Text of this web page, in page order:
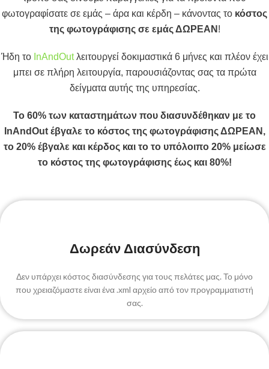
φωτογραφίσατε σε εμάς – άρα και κέρδη – κάνοντας το κόστος
της φωτογράφισης σε εμάς ΔΩΡΕΑΝ !
Ήδη το InAndOutλειτουργεί δοκιμαστικά 6 μήνες και πλέον έχει
μπει σε πλήρη λειτουργία, παρουσιάζοντας σας τα πρώτα
δείγματα αυτής της υπηρεσίας.
Το 60% των καταστημάτων που διασυνδέθηκαν με το
InAndOut έβγαλε το κόστος της φωτογράφισης ΔΩΡΕΑΝ,
το 20% έβγαλε και κέρδος και το το υπόλοιπο 20% μείωσε
το κόστος της φωτογράφισης έως και 80%!
Δωρεάν Διασύνδεση
Δεν υπάρχει κόστος διασύνδεσης για τους πελάτες μας. Το μόνο
που χρειαζόμαστε είναι ένα .xml αρχείο από τον προγραμματιστή
σας.